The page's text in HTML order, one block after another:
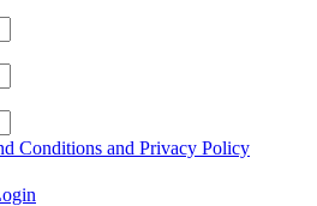
Conditions and Privacy Policy